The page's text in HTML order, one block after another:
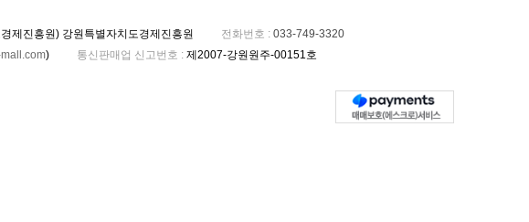
제진흥원) 강원특별자치도경제진흥원 전화번호 : 033-749-3320
) 통신판매업 신고번호 : 제2007-강원원주-00151호